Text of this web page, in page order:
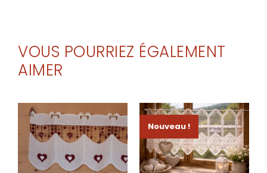
VOUS POURRIEZ ÉGALEMENT
AIMER
Nouveau !